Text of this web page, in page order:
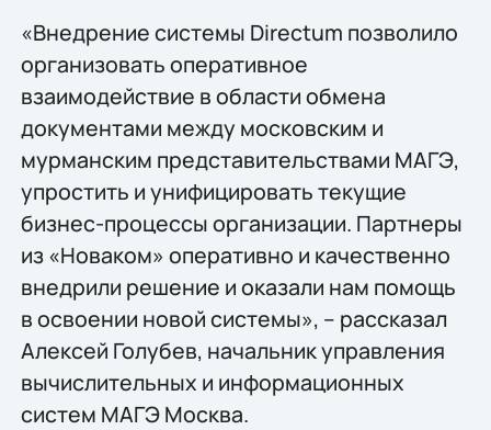
«Внедрение системы Directum позволило
организовать оперативное
взаимодействие в области обмена
документами между московским и
мурманским представительствами МАГЭ,
упростить и унифицировать текущие
бизнес-процессы организации. Партнеры
из «Новаком» оперативно и качественно
внедрили решение и оказали нам помощь
в освоении новой системы», – рассказал
Алексей Голубев, начальник управления
вычислительных и информационных
систем МАГЭ Москва.